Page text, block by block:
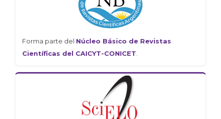
Forma parte del Núcleo Básico de Revistas
Científicas del CAICYT-CONICET